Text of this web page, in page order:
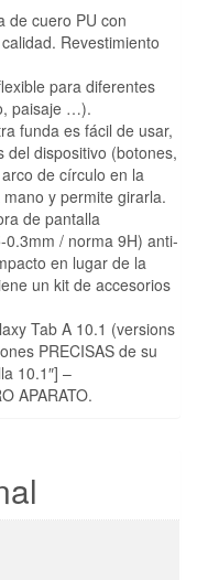
de cuero PU con
Revestimiento
para diferentes
paisaje …).
funda es fácil de usar,
del dispositivo (botones,
de círculo en la
y permite girarla.
de pantalla
/ norma 9H) anti-
en lugar de la
un kit de accesorios
Tab A 10.1 (versions
PRECISAS de su
10.1″] –
APARATO.